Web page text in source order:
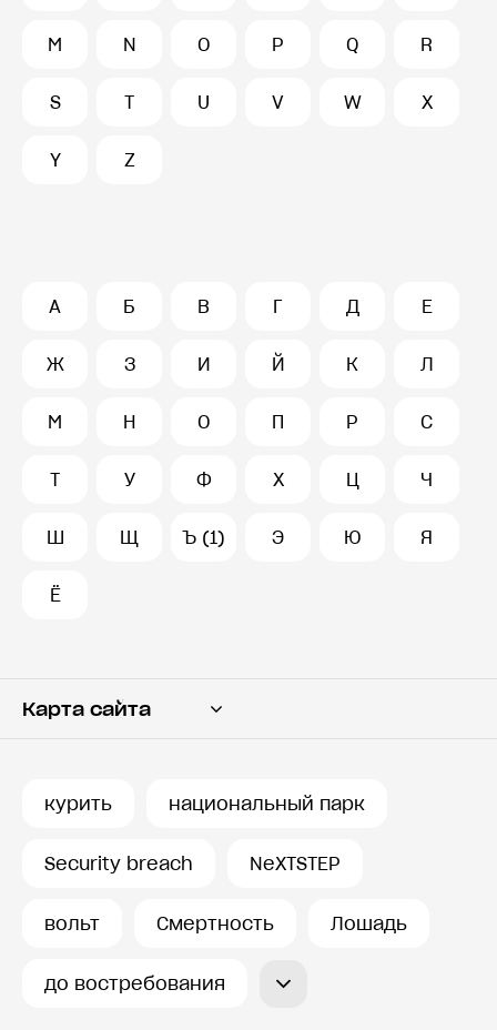
M N O P Q R
S T U V W X
Y Z
А Б В Г Д Е
Ж З И Й К Л
М Н О П Р С
Т У Ф Х Ц Ч
Ш Щ Ъ (1) Э Ю Я
Ё
Карта сайта
курить национальный парк
Security breach NeXTSTEP
вольт Смертность Лошадь
до востребования